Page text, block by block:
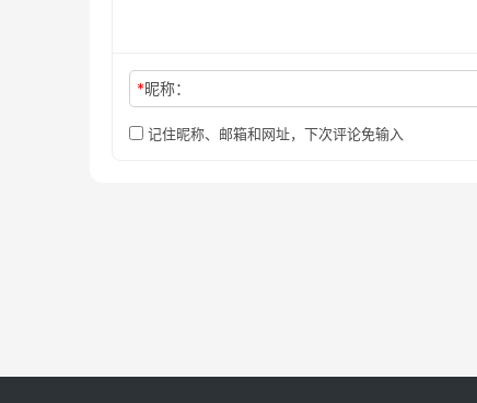
*昵称：
记住昵称、邮箱和网址，下次评论免输入